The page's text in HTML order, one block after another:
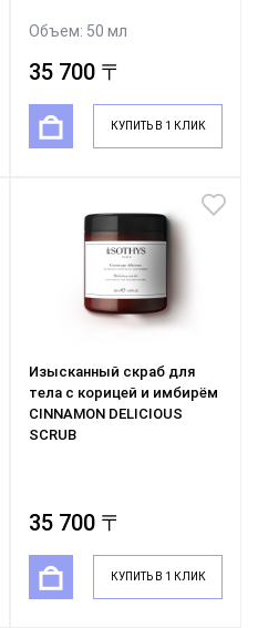
Объем: 50 мл
35 700 〒
КУПИТЬ В 1 КЛИК
Изысканный скраб для
тела с корицей и имбирём
CINNAMON DELICIOUS
SCRUB
35 700 〒
КУПИТЬ В 1 КЛИК